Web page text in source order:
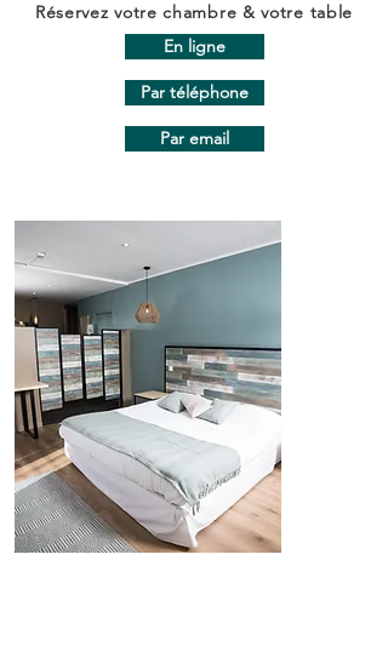
Réservez votre chambre & votre table
En ligne
Par téléphone
Par email